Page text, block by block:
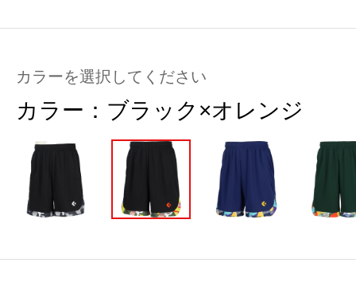
カラーを選択してください
カラー： ブラック×オレンジ